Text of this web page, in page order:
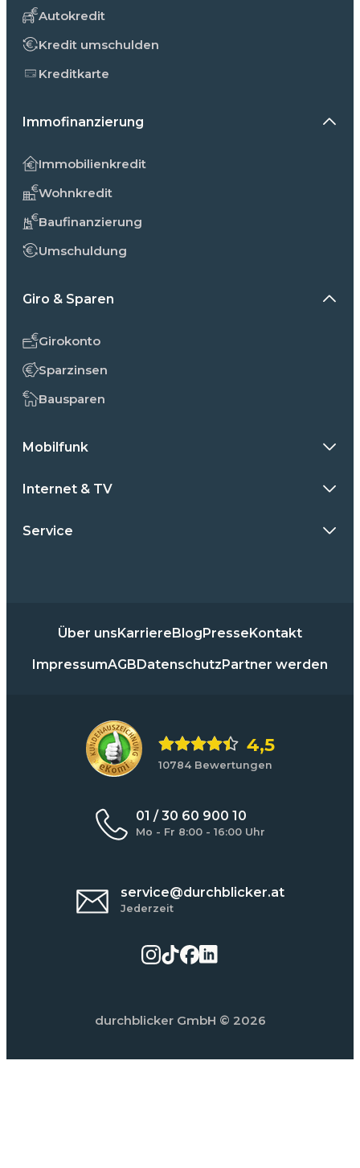
Autokredit
Kredit umschulden
Kreditkarte
Immofinanzierung
Immobilienkredit
Wohnkredit
Baufinanzierung
Umschuldung
Giro & Sparen
Girokonto
Sparzinsen
Bausparen
Mobilfunk
Internet & TV
Service
Über uns Karriere Blog Presse Kontakt
ImpressumAGB Datenschutz Partner werden
4,5
10784 Bewertungen
01 / 30 60 900 10
Mo - Fr 8:00 - 16:00 Uhr
service@durchblicker.at
Jederzeit
durchblicker GmbH © 2026